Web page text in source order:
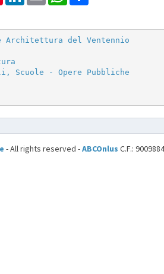
Architettura del Ventennio
Scuole - Opere Pubbliche
- All rights reserved -ABCOnlus C.F.: